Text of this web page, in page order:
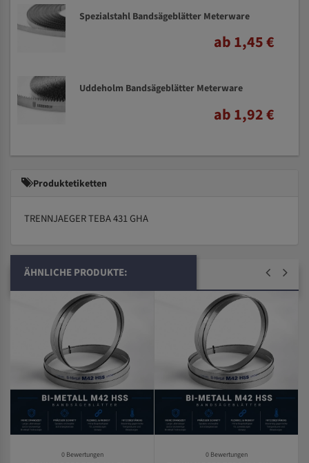
Spezialstahl Bandsägeblätter Meterware
ab 1,45 €
Uddeholm Bandsägeblätter Meterware
ab 1,92 €
Produktetiketten
TRENNJAEGER TEBA 431 GHA
ÄHNLICHE PRODUKTE:
0 Bewertungen 0 Bewertungen